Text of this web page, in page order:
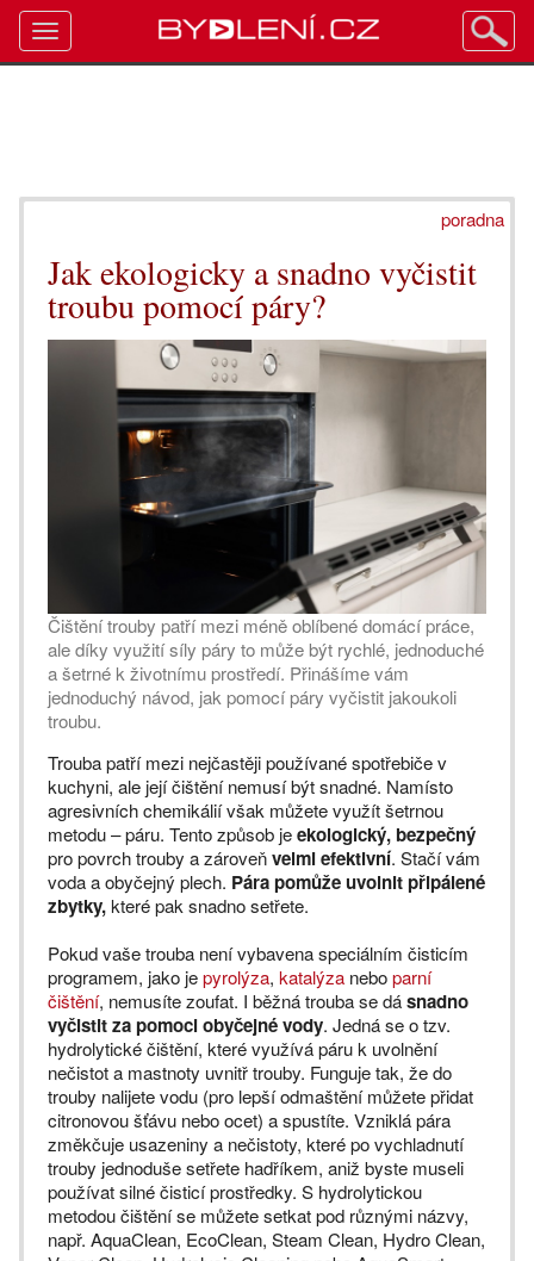
poradna
Jak ekologicky a snadno vyčistit
troubu pomocí páry?
Čištění trouby patří mezi méně oblíbené domácí práce,
ale díky využití síly páry to může být rychlé, jednoduché
a šetrné k životnímu prostředí. Přinášíme vám
jednoduchý návod, jak pomocí páry vyčistit jakoukoli
troubu.
Trouba patří mezi nejčastěji používané spotřebiče v
kuchyni, ale její čištění nemusí být snadné. Namísto
agresivních chemikálií však můžete využít šetrnou
metodu – páru. Tento způsob jeekologický, bezpečný
pro povrch trouby a zároveňvelmi efektivní. Stačí vám
voda a obyčejný plech. Pára pomůže uvolnit připálené
zbytky,které pak snadno setřete.
Pokud vaše trouba není vybavena speciálním čisticím
programem, jako jepyrolýza, katalýza neboparní
čištění, nemusíte zoufat. I běžná trouba se dásnadno
vyčistit za pomoci obyčejné vody. Jedná se o tzv.
hydrolytické čištění, které využívá páru k uvolnění
nečistot a mastnoty uvnitř trouby. Funguje tak, že do
trouby nalijete vodu (pro lepší odmaštění můžete přidat
citronovou šťávu nebo ocet) a spustíte. Vzniklá pára
změkčuje usazeniny a nečistoty, které po vychladnutí
trouby jednoduše setřete hadříkem, aniž byste museli
používat silné čisticí prostředky. S hydrolytickou
metodou čištění se můžete setkat pod různými názvy,
např. AquaClean, EcoClean, Steam Clean, Hydro Clean,
Toggle
navigation